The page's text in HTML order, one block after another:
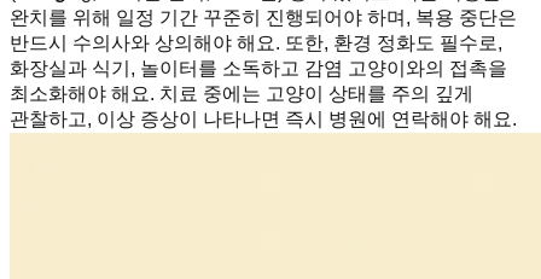
완치를 위해 일정 기간 꾸준히 진행되어야 하며, 복용 중단은
반드시 수의사와 상의해야 해요. 또한, 환경 정화도 필수로,
화장실과 식기, 놀이터를 소독하고 감염 고양이와의 접촉을
최소화해야 해요. 치료 중에는 고양이 상태를 주의 깊게
관찰하고, 이상 증상이 나타나면 즉시 병원에 연락해야 해요.